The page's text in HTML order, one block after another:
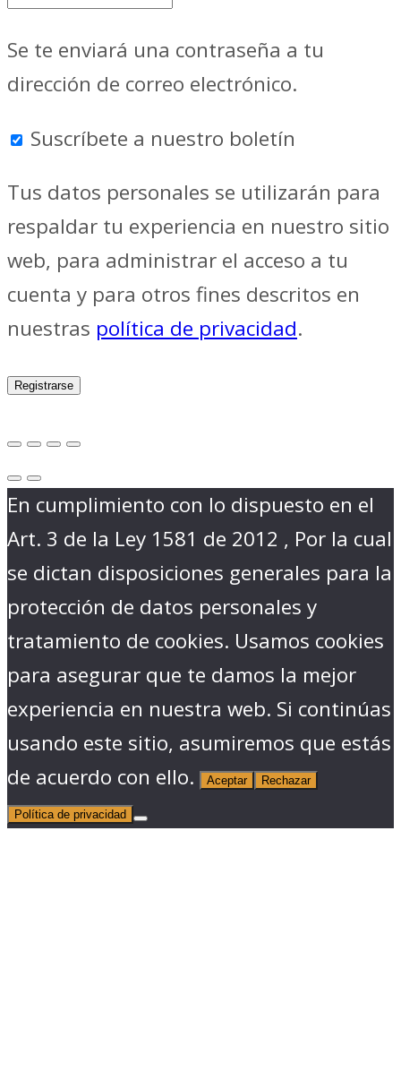
Se te enviará una contraseña a tu
dirección de correo electrónico.
Suscríbete a nuestro boletín
Tus datos personales se utilizarán para
respaldar tu experiencia en nuestro sitio
web, para administrar el acceso a tu
cuenta y para otros fines descritos en
nuestras política de privacidad.
Registrarse
En cumplimiento con lo dispuesto en el
Art. 3 de la Ley 1581 de 2012 , Por la cual
se dictan disposiciones generales para la
protección de datos personales y
tratamiento de cookies. Usamos cookies
para asegurar que te damos la mejor
experiencia en nuestra web. Si continúas
usando este sitio, asumiremos que estás
de acuerdo con ello.
Aceptar Rechazar
Política de privacidad